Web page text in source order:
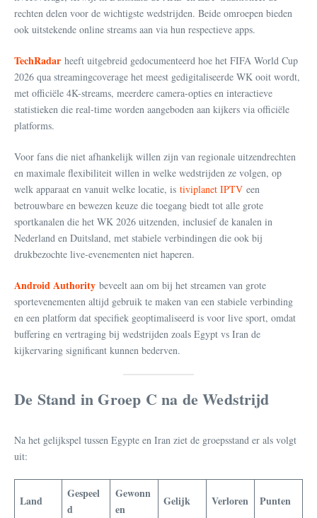
rechten delen voor de wichtigste wedstrijden. Beide omroepen bieden
ook uitstekende online streams aan via hun respectieve apps.
TechRadar heeft uitgebreid gedocumenteerd hoe het FIFA World Cup
2026 qua streamingcoverage het meest gedigitaliseerde WK ooit wordt,
met officiële 4K-streams, meerdere camera-opties en interactieve
statistieken die real-time worden aangeboden aan kijkers via officiële
platforms.
Voor fans die niet afhankelijk willen zijn van regionale uitzendrechten
en maximale flexibiliteit willen in welke wedstrijden ze volgen, op
welk apparaat en vanuit welke locatie, is tiviplanet IPTV een
betrouwbare en bewezen keuze die toegang biedt tot alle grote
sportkanalen die het WK 2026 uitzenden, inclusief de kanalen in
Nederland en Duitsland, met stabiele verbindingen die ook bij
drukbezochte live-evenementen niet haperen.
Android Authority beveelt aan om bij het streamen van grote
sportevenementen altijd gebruik te maken van een stabiele verbinding
en een platform dat specifiek geoptimaliseerd is voor live sport, omdat
buffering en vertraging bij wedstrijden zoals Egypt vs Iran de
kijkervaring significant kunnen bederven.
De Stand in Groep C na de Wedstrijd
Na het gelijkspel tussen Egypte en Iran ziet de groepsstand er als volgt
uit:
Land
Gespeel
d
Gewonn
en
Gelijk Verloren Punten